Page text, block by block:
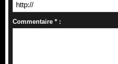
Commentaire * :